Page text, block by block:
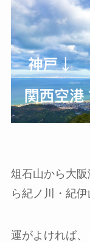
俎石山から大
ら紀ノ川・紀伊
運がよければ